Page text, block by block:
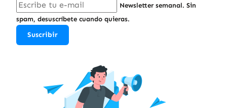
Newsletter semanal. Sin
spam, desuscríbete cuando quieras.
Suscribir